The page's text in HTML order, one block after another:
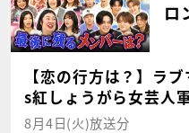
ロ
【恋の行方は？】ラ
s紅しょうがら女芸人
8月4日(火)放送分